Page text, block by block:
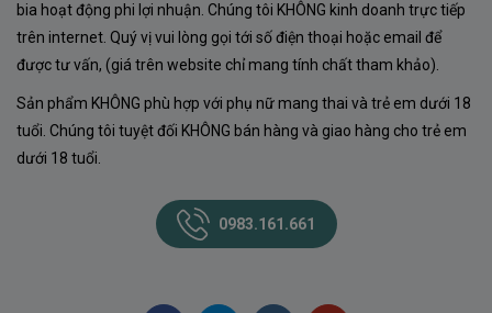
bia hoạt động phi lợi nhuận. Chúng tôi KHÔNG kinh doanh trực tiếp
trên internet. Quý vị vui lòng gọi tới số điện thoại hoặc email để
được tư vấn, (giá trên website chỉ mang tính chất tham khảo).
Sản phẩm KHÔNG phù hợp với phụ nữ mang thai và trẻ em dưới 18
tuổi. Chúng tôi tuyệt đối KHÔNG bán hàng và giao hàng cho trẻ em
dưới 18 tuổi.
0983.161.661